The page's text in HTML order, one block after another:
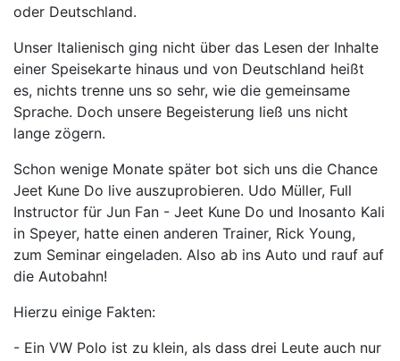
oder Deutschland.
Unser Italienisch ging nicht über das Lesen der Inhalte
einer Speisekarte hinaus und von Deutschland heißt
es, nichts trenne uns so sehr, wie die gemeinsame
Sprache. Doch unsere Begeisterung ließ uns nicht
lange zögern.
Schon wenige Monate später bot sich uns die Chance
Jeet Kune Do live auszuprobieren. Udo Müller, Full
Instructor für Jun Fan - Jeet Kune Do und Inosanto Kali
in Speyer, hatte einen anderen Trainer, Rick Young,
zum Seminar eingeladen. Also ab ins Auto und rauf auf
die Autobahn!
Hierzu einige Fakten:
- Ein VW Polo ist zu klein, als dass drei Leute auch nur